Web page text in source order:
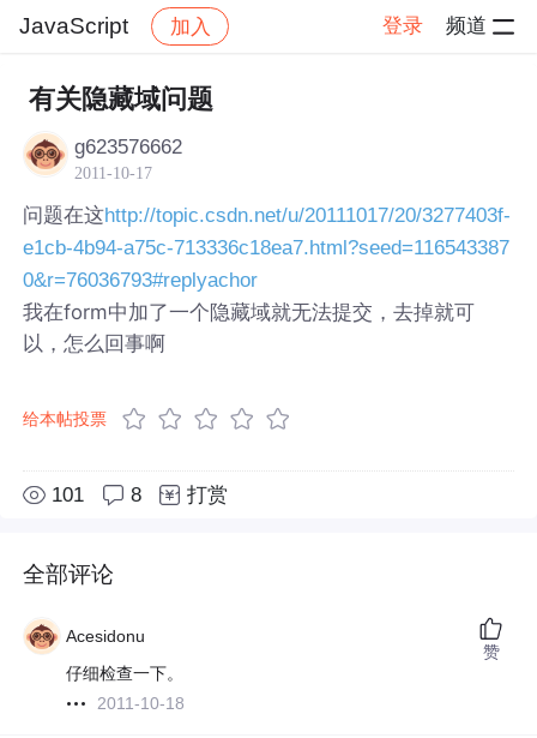
JavaScript 加入 登录 频道
社区 JavaScript
有关隐藏域问题
g623576662
2011-10-17
问题在这http://topic.csdn.net/u/20111017/20/3277403f-
e1cb-4b94-a75c-713336c18ea7.html?seed=116543387
0&r=76036793#replyachor
我在form中加了一个隐藏域就无法提交，去掉就可
以，怎么回事啊
给本帖投票
101 8 打赏
全部评论
Acesidonu
仔细检查一下。
2011-10-18
赞